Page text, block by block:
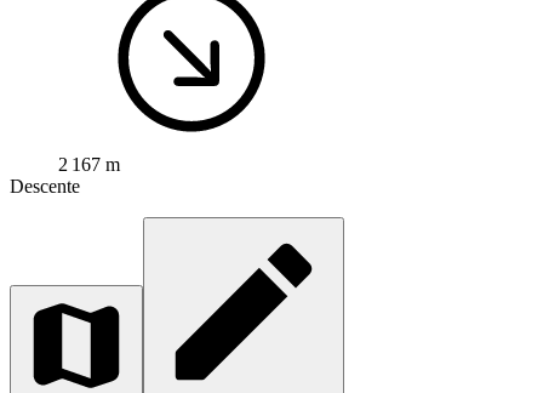
2 167 m
Descente